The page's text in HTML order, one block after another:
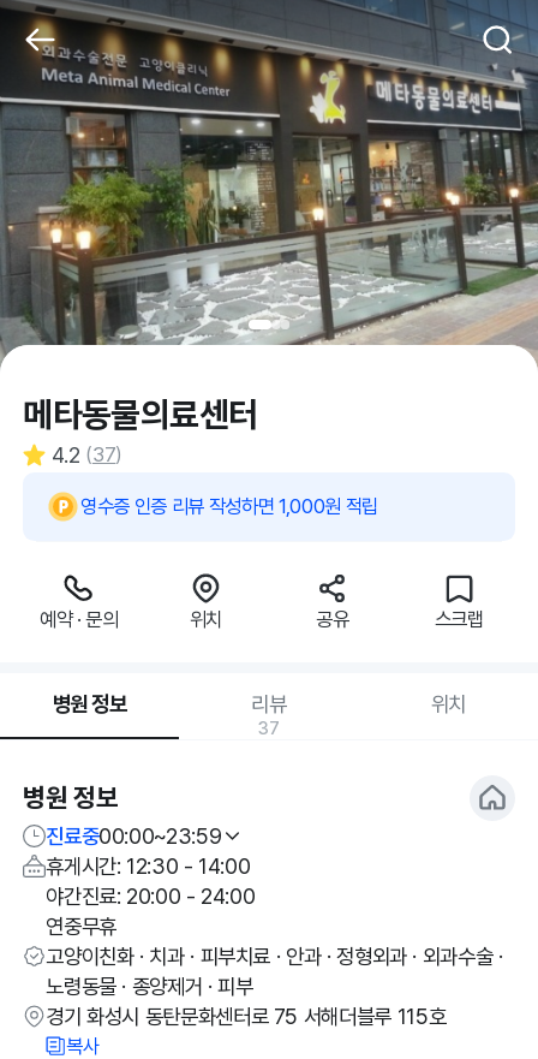
메타동물의료센터
4.2 (37)
영수증 인증 리뷰 작성하면 1,000원 적립
예약 · 문의 위치 공유 스크랩
병원 정보 리뷰
37
위치
병원 정보
진료중00:00~23:59
휴게시간: 12:30 - 14:00
야간진료: 20:00 - 24:00
연중무휴
고양이친화 · 치과 · 피부치료 · 안과 · 정형외과 · 외과수술 ·
노령동물 · 종양제거 · 피부
경기 화성시 동탄문화센터로 75 서해더블루 115호
복사